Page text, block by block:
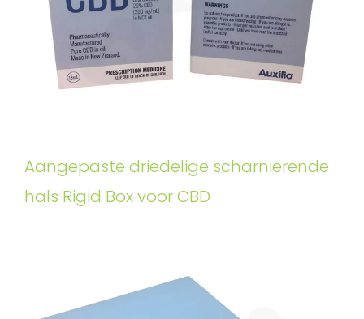
Aangepaste driedelige scharnierende
hals Rigid Box voor CBD